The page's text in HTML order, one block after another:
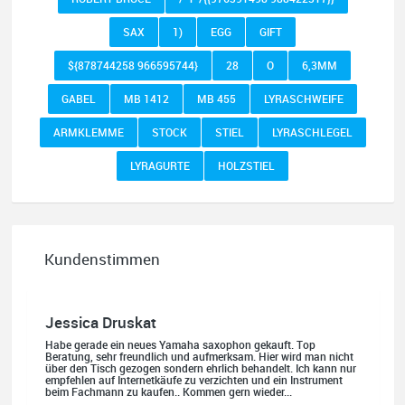
SAX 1) EGG GIFT
${878744258 966595744} 28 O 6,3MM
GABEL MB 1412 MB 455 LYRASCHWEIFE
ARMKLEMME STOCK STIEL LYRASCHLEGEL
LYRAGURTE HOLZSTIEL
Kundenstimmen
Jessica Druskat
Beratung, sehr freundlich und aufmerksam. Hier wird man nicht
über den Tisch gezogen sondern ehrlich behandelt. Ich kann nur
empfehlen auf Internetkäufe zu verzichten und ein Instrument
beim Fachmann zu kaufen.. Kommen gern wieder...